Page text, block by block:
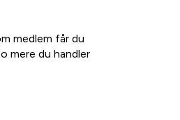
medlem får du
mere du handler